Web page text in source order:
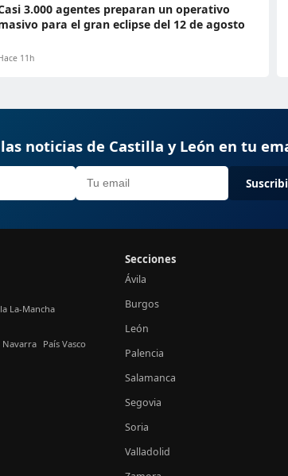
3.000 agentes preparan un operativo
para el gran eclipse del 12 de agosto
11h
noticias de Castilla y León en tu
La-Mancha
Navarra País Vasco
Secciones
Ávila
Burgos
León
Palencia
Salamanca
Segovia
Soria
Valladolid